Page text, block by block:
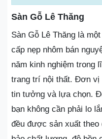
Sàn Gỗ Lê Thăng
Sàn Gỗ Lê Thăng là
cấp nẹp nhôm bán
năm kinh nghiệm trong
trang trí nội thất. Đơn vị
tin tưởng và lựa chọn.
bạn không cần phải lo
đều được sản xuất